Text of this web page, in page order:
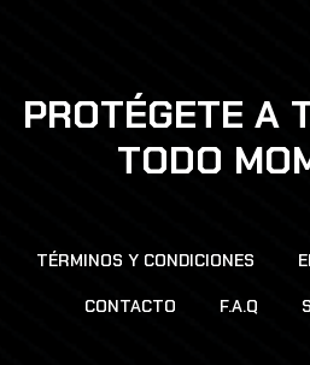
PROTÉGETE A
TODO
TÉRMINOS Y CONDICIONES
CONTACTO F.A.Q